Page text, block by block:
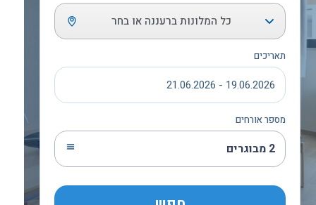
כל המלונות ברעננה או בחר
תאריכים
19.06.2026 - 21.06.2026
מספר אורחים
2 מבוגרים